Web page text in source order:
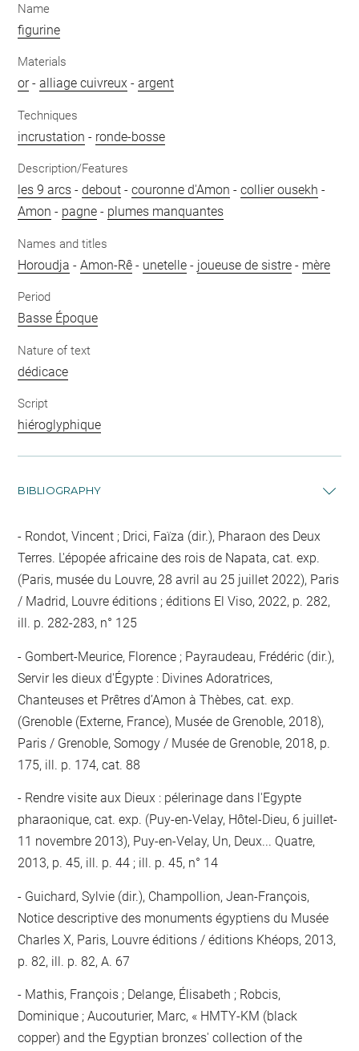
Name
figurine
Materials
or-alliage cuivreux -argent
Techniques
incrustation - ronde-bosse
Description/Features
les 9 arcs -debout -couronne d'Amon -collier ousekh -
Amon - pagne - plumes manquantes
Names and titles
Horoudja -Amon-Rê - unetelle - joueuse de sistre - mère
Period
Basse Époque
Nature of text
dédicace
Script
hiéroglyphique
BIBLIOGRAPHY
Rondot, Vincent ; Drici, Faïza (dir.), Pharaon des Deux
Terres. L'épopée africaine des rois de Napata, cat. exp.
(Paris, musée du Louvre, 28 avril au 25 juillet 2022), Paris
/ Madrid, Louvre éditions ; éditions El Viso, 2022, p. 282,
ill. p. 282-283, n° 125
Gombert-Meurice, Florence ; Payraudeau, Frédéric (dir.),
Servir les dieux d'Égypte : Divines Adoratrices,
Chanteuses et Prêtres d’Amon à Thèbes, cat. exp.
(Grenoble (Externe, France), Musée de Grenoble, 2018),
Paris / Grenoble, Somogy / Musée de Grenoble, 2018, p.
175, ill. p. 174, cat. 88
Rendre visite aux Dieux : pélerinage dans l'Egypte
pharaonique, cat. exp. (Puy-en-Velay, Hôtel-Dieu, 6 juillet-
11 novembre 2013), Puy-en-Velay, Un, Deux... Quatre,
2013, p. 45, ill. p. 44 ; ill. p. 45, n° 14
Guichard, Sylvie (dir.), Champollion, Jean-François,
Notice descriptive des monuments égyptiens du Musée
Charles X, Paris, Louvre éditions / éditions Khéops, 2013,
p. 82, ill. p. 82, A. 67
Mathis, François ; Delange, Élisabeth ; Robcis,
Dominique ; Aucouturier, Marc, « HMTY-KM (black
copper) and the Egyptian bronzes' collection of the